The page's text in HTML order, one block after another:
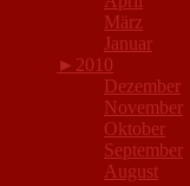
März
Januar
► 2010
Dezember
November
Oktober
September
August